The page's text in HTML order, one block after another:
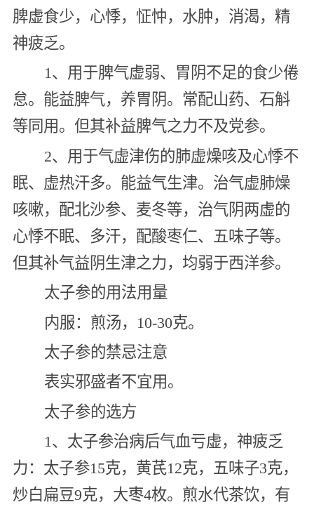
脾虚食少，心悸，怔忡，水肿，消渴，精
神疲乏。
1、用于脾气虚弱、胃阴不足的食少倦
怠。能益脾气，养胃阴。常配山药、石斛
等同用。但其补益脾气之力不及党参。
2、用于气虚津伤的肺虚燥咳及心悸不
眠、虚热汗多。能益气生津。治气虚肺燥
咳嗽，配北沙参、麦冬等，治气阴两虚的
心悸不眠、多汗，配酸枣仁、五味子等。
但其补气益阴生津之力，均弱于西洋参。
太子参的用法用量
内服：煎汤，10-30克。
太子参的禁忌注意
表实邪盛者不宜用。
太子参的选方
1、太子参治病后气血亏虚，神疲乏
力：太子参15克，黄芪12克，五味子3克，
炒白扁豆9克，大枣4枚。煎水代茶饮，有